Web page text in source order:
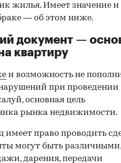
жилья. Имеет значение и
— об этом ниже.
документ —
квартиру
и возможность не
при проведении
основная цель
рынка недвижимости.
имеет право проводить
могут быть различными,
дарения, передачи